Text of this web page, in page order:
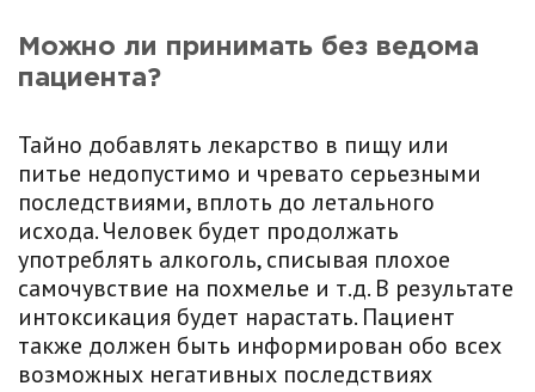
Можно ли принимать без ведома
пациента?
Тайно добавлять лекарство в пищу или
питье недопустимо и чревато серьезными
последствиями, вплоть до летального
исхода. Человек будет продолжать
употреблять алкоголь, списывая плохое
самочувствие на похмелье и т.д. В результате
интоксикация будет нарастать. Пациент
также должен быть информирован обо всех
возможных негативных последствиях